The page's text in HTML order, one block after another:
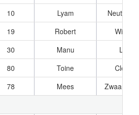
10 Lyam
Neut,
19 Robert
Wijk,
30 Manu
Lopez
80 Toine
78 Mees Zwaan,